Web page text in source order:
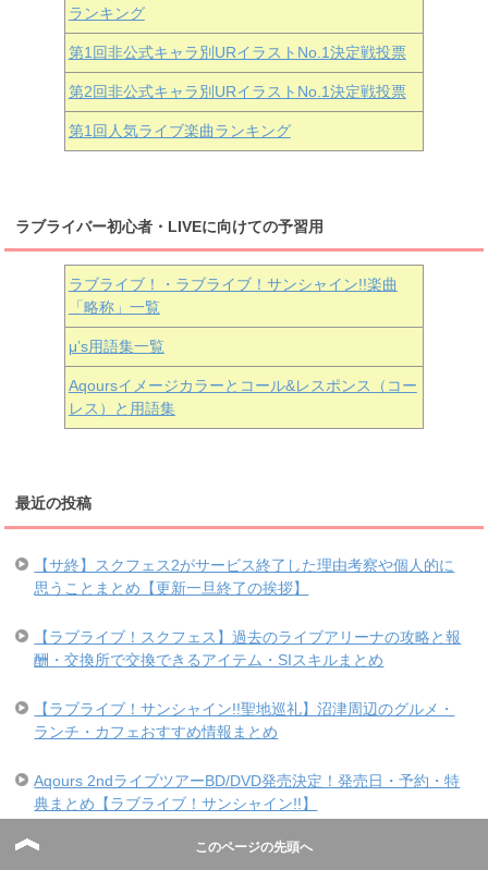
ランキング
第1回非公式キャラ別URイラストNo.1決定戦投票
第2回非公式キャラ別URイラストNo.1決定戦投票
第1回人気ライブ楽曲ランキング
ラブライバー初心者・LIVEに向けての予習用
ラブライブ！・ラブライブ！サンシャイン!!楽曲
「略称」一覧
μ’s用語集一覧
Aqoursイメージカラーとコール&レスポンス（コー
レス）と用語集
最近の投稿
【サ終】スクフェス2がサービス終了した理由考察や個人的に
思うことまとめ【更新一旦終了の挨拶】
【ラブライブ！スクフェス】過去のライブアリーナの攻略と報
酬・交換所で交換できるアイテム・SIスキルまとめ
【ラブライブ！サンシャイン!!聖地巡礼】沼津周辺のグルメ・
ランチ・カフェおすすめ情報まとめ
Aqours 2ndライブツアーBD/DVD発売決定！発売日・予約・特
典まとめ【ラブライブ！サンシャイン!!】
【聖地巡礼】沼津周辺のホテル等宿泊施設情報まとめ【ラブラ
このページの先頭へ